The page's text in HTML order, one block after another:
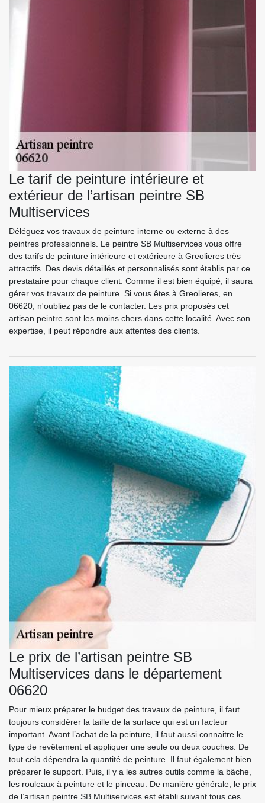
Le tarif de peinture intérieure et
extérieur de l’artisan peintre SB
Multiservices
Déléguez vos travaux de peinture interne ou externe à des
peintres professionnels. Le peintre SB Multiservices vous offre
des tarifs de peinture intérieure et extérieure à Greolieres très
attractifs. Des devis détaillés et personnalisés sont établis par ce
prestataire pour chaque client. Comme il est bien équipé, il saura
gérer vos travaux de peinture. Si vous êtes à Greolieres, en
06620, n'oubliez pas de le contacter. Les prix proposés cet
artisan peintre sont les moins chers dans cette localité. Avec son
expertise, il peut répondre aux attentes des clients.
Le prix de l’artisan peintre SB
Multiservices dans le département
06620
Pour mieux préparer le budget des travaux de peinture, il faut
toujours considérer la taille de la surface qui est un facteur
important. Avant l’achat de la peinture, il faut aussi connaitre le
type de revêtement et appliquer une seule ou deux couches. De
tout cela dépendra la quantité de peinture. Il faut également bien
préparer le support. Puis, il y a les autres outils comme la bâche,
les rouleaux à peinture et le pinceau. De manière générale, le prix
de l’artisan peintre SB Multiservices est établi suivant tous ces